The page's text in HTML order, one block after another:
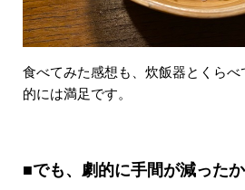
食べてみた感想も、炊飯器とくら
的には満足です。
■でも、劇的に手間が減った